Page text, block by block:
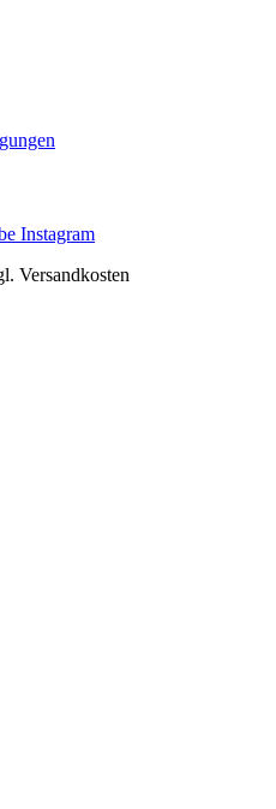
Instagram
Versandkosten